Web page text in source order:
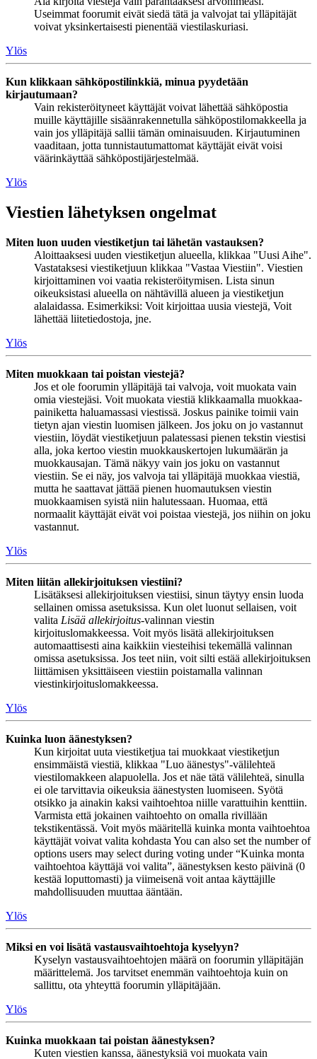
Useimmat foorumit eivät siedä tätä ja valvojat tai ylläpitäjät
voivat yksinkertaisesti pienentää viestilaskuriasi.
Ylös
Kun klikkaan sähköpostilinkkiä, minua pyydetään
kirjautumaan?
Vain rekisteröityneet käyttäjät voivat lähettää sähköpostia
muille käyttäjille sisäänrakennetulla sähköpostilomakkeella ja
vain jos ylläpitäjä sallii tämän ominaisuuden. Kirjautuminen
vaaditaan, jotta tunnistautumattomat käyttäjät eivät voisi
väärinkäyttää sähköpostijärjestelmää.
Ylös
Viestien lähetyksen ongelmat
Miten luon uuden viestiketjun tai lähetän vastauksen?
Aloittaaksesi uuden viestiketjun alueella, klikkaa "Uusi Aihe".
Vastataksesi viestiketjuun klikkaa "Vastaa Viestiin". Viestien
kirjoittaminen voi vaatia rekisteröitymisen. Lista sinun
oikeuksistasi alueella on nähtävillä alueen ja viestiketjun
alalaidassa. Esimerkiksi: Voit kirjoittaa uusia viestejä, Voit
lähettää liitetiedostoja, jne.
Ylös
Miten muokkaan tai poistan viestejä?
Jos et ole foorumin ylläpitäjä tai valvoja, voit muokata vain
omia viestejäsi. Voit muokata viestiä klikkaamalla muokkaa-
painiketta haluamassasi viestissä. Joskus painike toimii vain
tietyn ajan viestin luomisen jälkeen. Jos joku on jo vastannut
viestiin, löydät viestiketjuun palatessasi pienen tekstin viestisi
alla, joka kertoo viestin muokkauskertojen lukumäärän ja
muokkausajan. Tämä näkyy vain jos joku on vastannut
viestiin. Se ei näy, jos valvoja tai ylläpitäjä muokkaa viestiä,
mutta he saattavat jättää pienen huomautuksen viestin
muokkaamisen syistä niin halutessaan. Huomaa, että
normaalit käyttäjät eivät voi poistaa viestejä, jos niihin on joku
vastannut.
Ylös
Miten liitän allekirjoituksen viestiini?
Lisätäksesi allekirjoituksen viestiisi, sinun täytyy ensin luoda
sellainen omissa asetuksissa. Kun olet luonut sellaisen, voit
valita Lisää allekirjoitus-valinnan viestin
kirjoituslomakkeessa. Voit myös lisätä allekirjoituksen
automaattisesti aina kaikkiin viesteihisi tekemällä valinnan
omissa asetuksissa. Jos teet niin, voit silti estää allekirjoituksen
liittämisen yksittäiseen viestiin poistamalla valinnan
viestinkirjoituslomakkeessa.
Ylös
Kuinka luon äänestyksen?
Kun kirjoitat uuta viestiketjua tai muokkaat viestiketjun
ensimmäistä viestiä, klikkaa "Luo äänestys"-välilehteä
viestilomakkeen alapuolella. Jos et näe tätä välilehteä, sinulla
ei ole tarvittavia oikeuksia äänestysten luomiseen. Syötä
otsikko ja ainakin kaksi vaihtoehtoa niille varattuihin kenttiin.
Varmista että jokainen vaihtoehto on omalla rivillään
tekstikentässä. Voit myös määritellä kuinka monta vaihtoehtoa
käyttäjät voivat valita kohdasta You can also set the number of
options users may select during voting under “Kuinka monta
vaihtoehtoa käyttäjä voi valita”, äänestyksen kesto päivinä (0
kestää loputtomasti) ja viimeisenä voit antaa käyttäjille
mahdollisuuden muuttaa ääntään.
Ylös
Miksi en voi lisätä vastausvaihtoehtoja kyselyyn?
Kyselyn vastausvaihtoehtojen määrä on foorumin ylläpitäjän
määrittelemä. Jos tarvitset enemmän vaihtoehtoja kuin on
sallittu, ota yhteyttä foorumin ylläpitäjään.
Ylös
Kuinka muokkaan tai poistan äänestyksen?
Kuten viestien kanssa, äänestyksiä voi muokata vain